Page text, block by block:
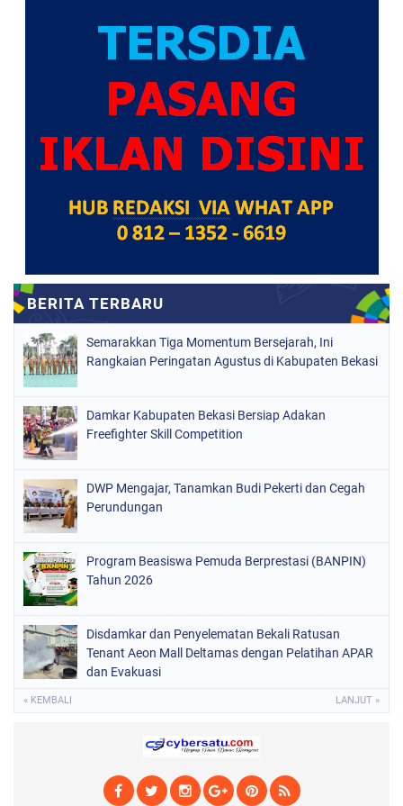
Semarakkan Tiga Momentum Bersejarah, Ini
Rangkaian Peringatan Agustus di Kabupaten Bekasi
Damkar Kabupaten Bekasi Bersiap Adakan
Freefighter Skill Competition
DWP Mengajar, Tanamkan Budi Pekerti dan Cegah
Perundungan
Program Beasiswa Pemuda Berprestasi (BANPIN)
Tahun 2026
Disdamkar dan Penyelematan Bekali Ratusan
Tenant Aeon Mall Deltamas dengan Pelatihan APAR
dan Evakuasi
« KEMBALI LANJUT »